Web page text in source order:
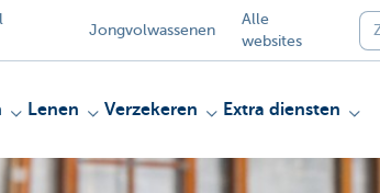
Jongvolwassenen
Alle
websites
Lenen Verzekeren Extra diensten